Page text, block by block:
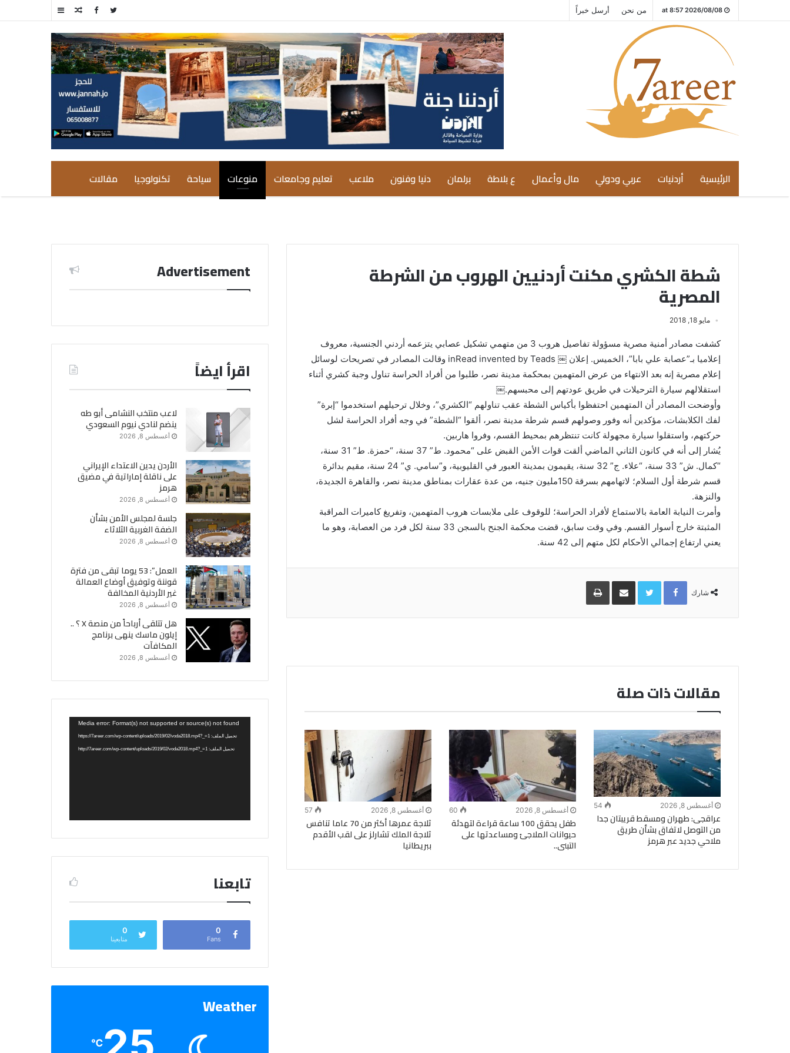
2026/08/08 at 8:57 من نحن أرسل خبراً إضافة
جانبي
مقال
الرئيسية أردنيات عربي ودولي مال وأعمال ع بلاطة برلمان دنيا وفنون ملاعب تعليم وجامعات منوعات سياحة تكنولوجيا مقالات
شطة الكشري مكنت أردنيين الهروب من الشرطة
المصرية
مايو 18, 2018
كشفت مصادر أمنية مصرية مسؤولة تفاصيل هروب 3 من متهمي تشكيل عصابي يتزعمه أردني الجنسية، معروف
إعلاميا بـ”عصابة علي بابا”، الخميس. إعلان ￼ inRead invented by Teads وقالت المصادر في تصريحات لوسائل
إعلام مصرية إنه بعد الانتهاء من عرض المتهمين بمحكمة مدينة نصر، طلبوا من أفراد الحراسة تناول وجبة كشري أثناء
استقلالهم سيارة الترحيلات في طريق عودتهم إلى محبسهم.￼
وأوضحت المصادر أن المتهمين احتفظوا بأكياس الشطة عقب تناولهم “الكشري”، وخلال ترحيلهم استخدموا “إبرة”
لفك الكلابشات، مؤكدين أنه وفور وصولهم قسم شرطة مدينة نصر، ألقوا “الشطة” في وجه أفراد الحراسة لشل
حركتهم، واستقلوا سيارة مجهولة كانت تنتظرهم بمحيط القسم، وفروا هاربين.
يُشار إلى أنه في كانون الثاني الماضي ألقت قوات الأمن القبض على “محمود. ط” 37 سنة، “حمزة. ط” 31 سنة،
“كمال. ش” 33 سنة، “علاء. ج” 32 سنة، يقيمون بمدينة العبور في القليوبية، و”سامي. ي” 24 سنة، مقيم بدائرة
قسم شرطة أول السلام؛ لاتهامهم بسرقة 150مليون جنيه، من عدة عقارات بمناطق مدينة نصر، والقاهرة الجديدة،
والنزهة.
وأمرت النيابة العامة بالاستماع لأفراد الحراسة؛ للوقوف على ملابسات هروب المتهمين، وتفريغ كاميرات المراقبة
المثبتة خارج أسوار القسم. وفي وقت سابق، قضت محكمة الجنح بالسجن 33 سنة لكل فرد من العصابة، وهو ما
يعني ارتفاع إجمالي الأحكام لكل متهم إلى 42 سنة.
شارك
Facebook
Twitterمشاركة
البريد
طباعة
مقالات ذات صلة
أغسطس 8, 2026 54
عراقجى: طهران ومسقط قريبتان جدا
من التوصل لاتفاق بشأن طريق
ملاحي جديد عبر هرمز
أغسطس 8, 2026 60
طفل يحقق 100 ساعة قراءة لتهدئة
حيوانات الملاجئ ومساعدتها على
التبنى..
أغسطس 8, 2026 57
ثلاجة عمرها أكثر من 70 عاما تنافس
ثلاجة الملك تشارلز على لقب الأقدم
ببريطانيا
Advertisement
اقرأ ايضاً
لاعب منتخب النشامى أبو طه
ينضم لنادي نيوم السعودي
أغسطس 8, 2026
الأردن يدين الاعتداء الإيراني
على ناقلة إماراتية في مضيق
هرمز
أغسطس 8, 2026
جلسة لمجلس الأمن بشأن
الضفة الغربية الثلاثاء
أغسطس 8, 2026
العمل”: 53 يوما تبقى من فترة
قوننة وتوفيق أوضاع العمالة
غير الأردنية المخالفة
أغسطس 8, 2026
هل تتلقى أرباحاً من منصة X ؟ ..
إيلون ماسك ينهى برنامج
المكافآت
أغسطس 8, 2026
مشغل
الفيديو
Media error: Format(s) not supported or source(s) not found
تحميل الملف: https://7areer.com/wp-content/uploads/2019/02/voda2018.mp4?_=1
تحميل الملف: http://7areer.com/wp-content/uploads/2019/02/voda2018.mp4?_=1
تابعنا
0
Fans
0
متابعينا
Weather
℃